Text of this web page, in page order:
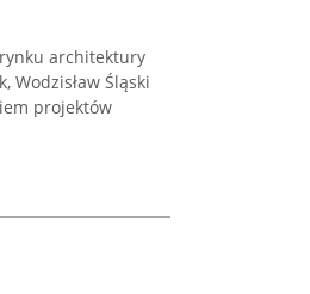
architektury
Wodzisław Śląski
projektów